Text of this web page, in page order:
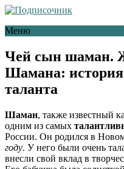
Меню
Чей сын шаман.
Шамана:
таланта
Шаман, также известный
одним из самых
России. Он родился в
году. У него были очень
внесли свой вклад в